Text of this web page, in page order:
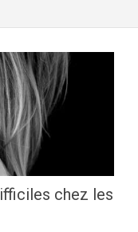
chez les